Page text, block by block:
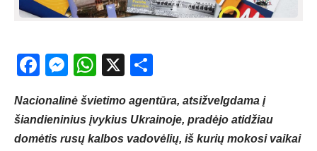
Facebook
Messenger
WhatsApp
X
Nacionalinė švietimo agentūra, atsižvelgdama į
šiandieninius įvykius Ukrainoje, pradėjo atidžiau
domėtis rusų kalbos vadovėlių, iš kurių mokosi vaikai